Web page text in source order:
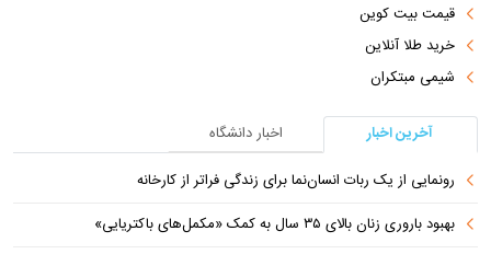
قیمت بیت کوین
خرید طلا آنلاین
شیمی مبتکران
آخرین اخبار
اخبار دانشگاه
رونمایی از یک ربات انسان‌نما برای زندگی فراتر از کارخانه
بهبود باروری زنان بالای ۳۵ سال به کمک «مکمل‌های باکتریایی»